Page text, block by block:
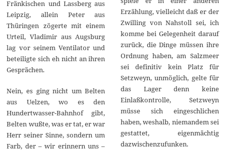
Fränkischen und Lassberg aus
Leipzig, allein Peter aus
Thüringen zögerte mit einem
Urteil, Vladimir aus Augsburg
lag vor seinem Ventilator und
beteiligte sich eh nicht an ihren
Gesprächen.
Nein, es ging nicht um Belten
aus Uelzen, wo es den
Hundertwasser-Bahnhof gibt,
Belten wußte, was er tat, er war
Herr seiner Sinne, sondern um
Farb, der – wir erinnern uns –
Erzählung, vielleicht daß er der
Zwilling von Nahstoll sei, ich
komme bei Gelegenheit darauf
zurück, die Dinge müssen ihre
Ordnung haben, am Salzmeer
sei definitiv kein Platz für
Setzweyn, unmöglich, gelte für
das Lager denn keine
Einlaßkontrolle, Setzweyn
müsse sich eingeschlichen
haben, weshalb, niemandem sei
gestattet, eigenmächtig
dazwischenzufunken.